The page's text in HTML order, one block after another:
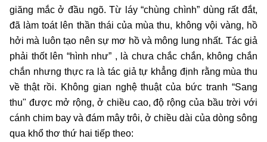
giăng mắc ở đầu ngõ. Từ láy “chùng chình” dùng rất đắt,
đã làm toát lên thần thái của mùa thu, không vội vàng, hồ
hởi mà luôn tạo nên sự mơ hồ và mông lung nhất. Tác giả
phải thốt lên “hình như” , là chưa chắc chắn, không chắn
chắn nhưng thực ra là tác giả tự khẳng định rằng mùa thu
về thật rồi. Không gian nghệ thuật của bức tranh “Sang
thu" được mở rộng, ở chiều cao, độ rộng của bầu trời với
cánh chim bay và đám mây trôi, ở chiều dài của dòng sông
qua khổ thơ thứ hai tiếp theo: